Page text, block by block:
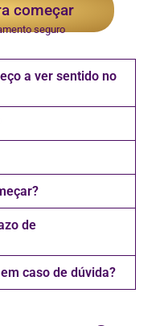
começar
seguro
a ver sentido no
de
caso de dúvida?